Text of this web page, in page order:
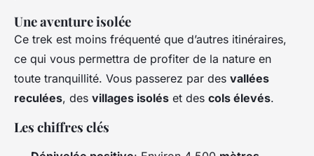
Une aventure isolée
Ce trek est moins fréquenté que d’autres itinéraires,
ce qui vous permettra de profiter de la nature en
toute tranquillité. Vous passerez par des vallées
reculées, des villages isolés et des cols élevés.
Les chiffres clés